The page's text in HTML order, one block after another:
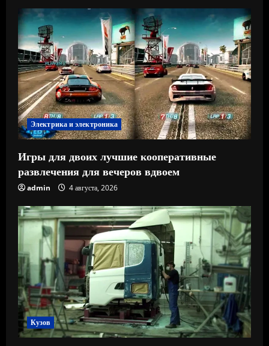
Электрика и электроника
Игры для двоих лучшие кооперативные
развлечения для вечеров вдвоем
admin 4 августа, 2026
Кузов